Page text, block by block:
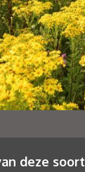
deze soort